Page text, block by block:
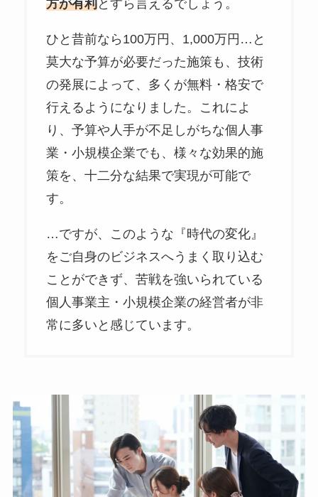
方が有利とすら言えるでしょう。
ひと昔前なら100万円、1,000万円…と
莫大な予算が必要だった施策も、技術
の発展によって、多くが無料・格安で
行えるようになりました。これによ
り、予算や人手が不足しがちな個人事
業・小規模企業でも、様々な効果的施
策を、十二分な結果で実現が可能で
す。
…ですが、このような『時代の変化』
をご自身のビジネスへうまく取り込む
ことができず、苦戦を強いられている
個人事業主・小規模企業の経営者が非
常に多いと感じています。